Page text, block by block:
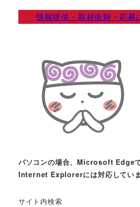
情報提供・取材依頼・応募
パソコンの場合、Microsoft Edgeで
Internet Explorerには対応していま
サイト内検索